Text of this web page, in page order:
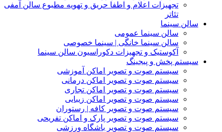
تجهیزات اعلام و اطفا حریق و تهویه مطبوع سالن آمفی
تئاتر
سالن سینما
سالن سینما عمومی
سالن سینما خانگی | سینما خصوصی
آکوستیک و تجهیزات دکوراسیون سالن سینما
سیستم پخش و پیجینگ
سیستم صوت و تصویر اماکن آموزشی
سیستم صوت و تصویر اماکن درمانی
سیستم صوت و تصویر اماکن تجاری
سیستم صوت و تصویر اماکن زیبایی
سیستم صوت و تصویر کافه | رستوران
سیستم صوت و تصویر پارک و اماکن تفریحی
سیستم صوت و تصویر باشگاه ورزشی